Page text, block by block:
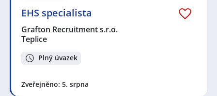
EHS specialista
Grafton Recruitment s.r.o.
Teplice
Plný úvazek
Zveřejněno: 5. srpna